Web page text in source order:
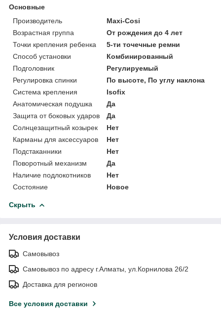
Основные
Производитель
Maxi-Cosi
Возрастная группа
От рождения до 4 лет
Точки крепления ребенка
5-ти точечные ремни
Способ установки
Комбинированный
Подголовник
Регулируемый
Регулировка спинки
По высоте, По углу наклона
Система крепления
Isofix
Анатомическая подушка
Да
Защита от боковых ударов
Да
Солнцезащитный козырек
Нет
Карманы для аксессуаров
Нет
Подстаканники
Нет
Поворотный механизм
Да
Наличие подлокотников
Нет
Состояние
Новое
Скрыть
Условия доставки
Самовывоз
Самовывоз по адресу г.Алматы, ул.Корнилова 26/2
Доставка для регионов
Все условия доставки